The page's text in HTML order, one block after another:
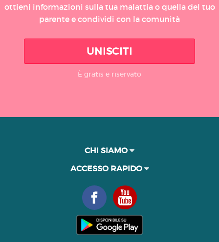
ottieni informazioni sulla tua malattia o quella del tuo
parente e condividi con la comunità
UNISCITI
È gratis e riservato
CHI SIAMO
ACCESSO RAPIDO